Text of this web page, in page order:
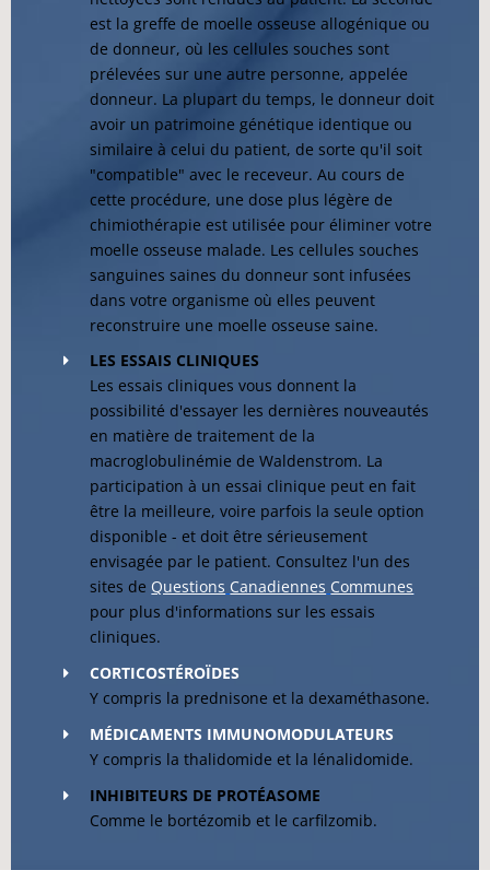
est la greffe de moelle osseuse allogénique ou
de donneur, où les cellules souches sont
prélevées sur une autre personne, appelée
donneur. La plupart du temps, le donneur doit
avoir un patrimoine génétique identique ou
similaire à celui du patient, de sorte qu'il soit
"compatible" avec le receveur. Au cours de
cette procédure, une dose plus légère de
chimiothérapie est utilisée pour éliminer votre
moelle osseuse malade. Les cellules souches
sanguines saines du donneur sont infusées
dans votre organisme où elles peuvent
reconstruire une moelle osseuse saine.
LES ESSAIS CLINIQUES
Les essais cliniques vous donnent la
possibilité d'essayer les dernières nouveautés
en matière de traitement de la
macroglobulinémie de Waldenstrom. La
participation à un essai clinique peut en fait
être la meilleure, voire parfois la seule option
disponible - et doit être sérieusement
envisagée par le patient. Consultez l'un des
sites de Questions Canadiennes Communes
pour plus d'informations sur les essais
cliniques.
CORTICOSTÉROÏDES
Y compris la prednisone et la dexaméthasone.
MÉDICAMENTS IMMUNOMODULATEURS
Y compris la thalidomide et la lénalidomide.
INHIBITEURS DE PROTÉASOME
Comme le bortézomib et le carfilzomib.